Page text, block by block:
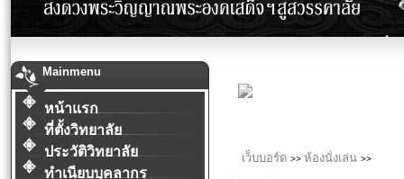
Mainmenu
หน้าแรก
ที่ตั้งวิทยาลัย
ประวัติวิทยาลัย
ทำเนียบบุคลากร
เว็บบอร์ด >> ห้องนั่งเล่น >>